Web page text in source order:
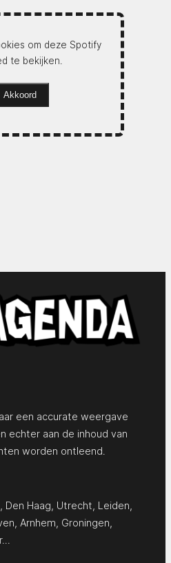
om deze Spotify
te bekijken.
Akkoord
een accurate weergave
echter aan de inhoud van
worden ontleend.
Den Haag Utrecht Leiden
Arnhem Groningen